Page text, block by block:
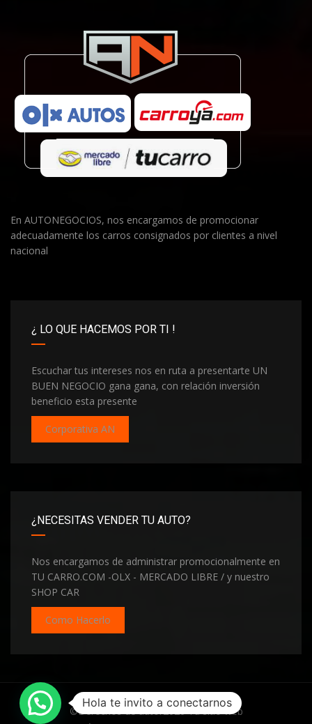
En AUTONEGOCIOS, nos encargamos de promocionar
adecuadamente los carros consignados por clientes a nivel
nacional
¿ LO QUE HACEMOS POR TI !
Escuchar tus intereses nos en ruta a presentarte UN
BUEN NEGOCIO gana gana, con relación inversión
beneficio esta presente
Corporativa AN
¿NECESITAS VENDER TU AUTO?
Nos encargamos de administrar promocionalmente en
TU CARRO.COM -OLX - MERCADO LIBRE / y nuestro
SHOP CAR
Como Hacerlo
©Derechos de autor2026Tu sitio web
Hola te invito a conectarnos